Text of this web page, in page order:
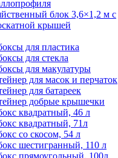
блок 3,6×1,2 м с
крышей
для пластика
для стекла
для макулатуры
для масок и перчаток
для батареек
добрые крышечки
квадратный, 46 л
квадратный, 71л
со скосом, 54 л
шестигранный, 110 л
прямоугольный, 100л